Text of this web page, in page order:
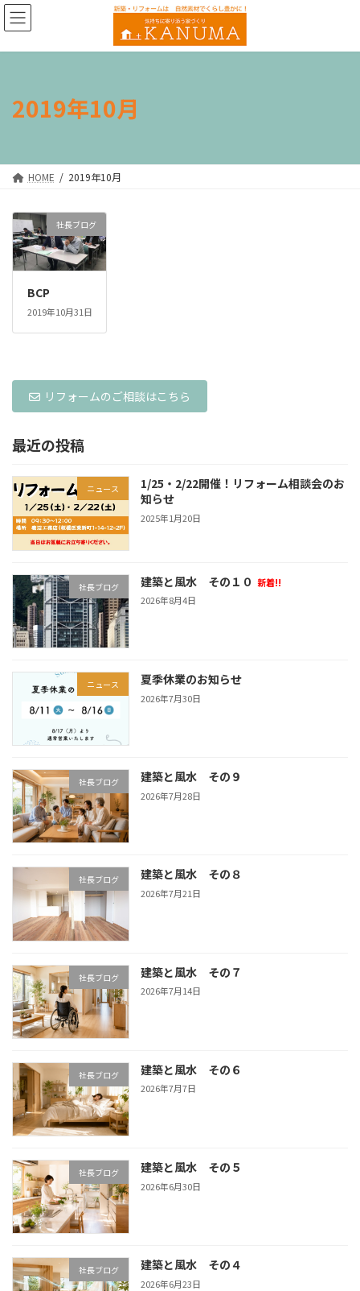
コ
ン
ン
ナ
ビ
ー
2019年10月
HOME 2019年10月
社長ブログ
BCP
2019年10月31日
リフォームのご相談はこちら
最近の投稿
ニュース
1/25・2/22開催！リフォーム相談会のお
知らせ
2025年1月20日
社長ブログ 建築と風水 その１０ 新着!!
2026年8月4日
ニュース 夏季休業のお知らせ
2026年7月30日
社長ブログ 建築と風水 その９
2026年7月28日
社長ブログ 建築と風水 その８
2026年7月21日
社長ブログ 建築と風水 その７
2026年7月14日
社長ブログ 建築と風水 その６
2026年7月7日
社長ブログ 建築と風水 その５
2026年6月30日
社長ブログ 建築と風水 その４
2026年6月23日